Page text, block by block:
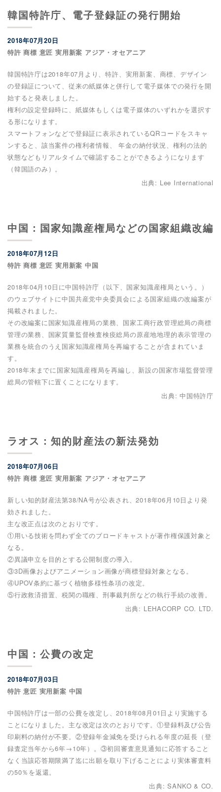
韓国特許庁、電子登録証の発行開始
2018年07月20日
特許 商標 意匠 実用新案 アジア・オセアニア
韓国特許庁は2018年07月より、特許、実用新案、商標、デザイン
の登録証について、従来の紙媒体と併行して電子媒体での発行を開
始すると発表しました。
権利の設定登録時に、紙媒体もしくは電子媒体のいずれかを選択す
る形になります。
スマートフォンなどで登録証に表示されているQRコードをスキャ
ンすると、該当案件の権利者情報、 年金の納付状況、権利の法的
状態などもリアルタイムで確認することができるようになります
（韓国語のみ）。
出典: Lee International
中国：国家知識産権局などの国家組織改編
2018年07月12日
特許 商標 意匠 実用新案 中国
2018年04月10日に中国特許庁（以下、国家知識産権局という。）
のウェブサイトに中国共産党中央委員会による国家組織の改編案が
掲載されました。
その改編案に国家知識産権局の業務、国家工商行政管理総局の商標
管理の業務、国家質量監督検査検疫総局の原産地地理的表示管理の
業務を統合のうえ国家知識産権局を再編することが含まれていま
す。
2018年末までに国家知識産権局を再編し、新設の国家市場監督管理
総局の管轄下に置くことになります。
出典: 中国特許庁
ラオス：知的財産法の新法発効
2018年07月06日
特許 商標 意匠 実用新案 アジア・オセアニア
新しい知的財産法第38/NA号が公表され、2018年06月10日より発
効されました。
主な改正点は次のとおりです。
①用いる技術を問わず全てのブロードキャストが著作権保護対象と
なる。
②異議申立を目的とする公開制度の導入。
③3D画像およびアニメーション画像が商標登録対象となる。
④UPOV条約に基づく植物多様性条項の改定。
⑤行政救済措置、税関の職権、刑事裁判所などの執行手続の改善。
出典: LEHACORP CO. LTD.
中国：公費の改定
2018年07月03日
特許 意匠 実用新案 中国
中国特許庁は一部の公費を改定し、2018年08月01日より実施する
ことになりました。主な改定は次のとおりです。①登録料及び公告
印刷料の納付が不要。②登録年金減免を受けられる年度の延長（登
録査定当年から6年→10年）。③初回審査意見通知に応答すること
なく当該応答期限満了迄に出願を取り下げることにより実体審査料
の50％を返還。
出典: SANKO & CO.